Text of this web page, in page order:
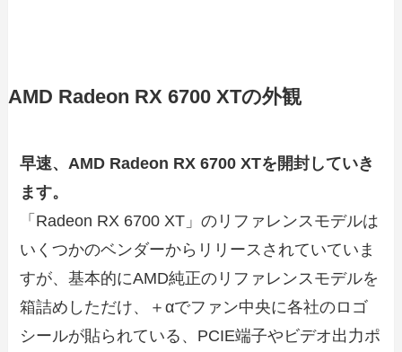
AMD Radeon RX 6700 XTの外観
早速、AMD Radeon RX 6700 XTを開封していき
ます。
「Radeon RX 6700 XT」のリファレンスモデルは
いくつかのベンダーからリリースされていていま
すが、基本的にAMD純正のリファレンスモデルを
箱詰めしただけ、＋αでファン中央に各社のロゴ
シールが貼られている、PCIE端子やビデオ出力ポ